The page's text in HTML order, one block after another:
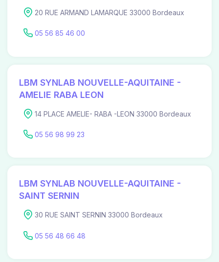
20 RUE ARMAND LAMARQUE 33000 Bordeaux
05 56 85 46 00
LBM SYNLAB NOUVELLE-AQUITAINE -
AMELIE RABA LEON
14 PLACE AMELIE- RABA -LEON 33000 Bordeaux
05 56 98 99 23
LBM SYNLAB NOUVELLE-AQUITAINE -
SAINT SERNIN
30 RUE SAINT SERNIN 33000 Bordeaux
05 56 48 66 48